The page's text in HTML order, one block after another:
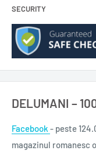
SECURITY
DELUMANI –
Facebook - peste
magazinul romanesc